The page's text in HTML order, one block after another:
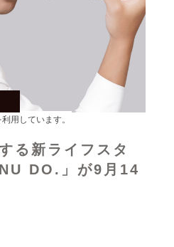
る新ライフスタ
DO.」が9月14
用しています。